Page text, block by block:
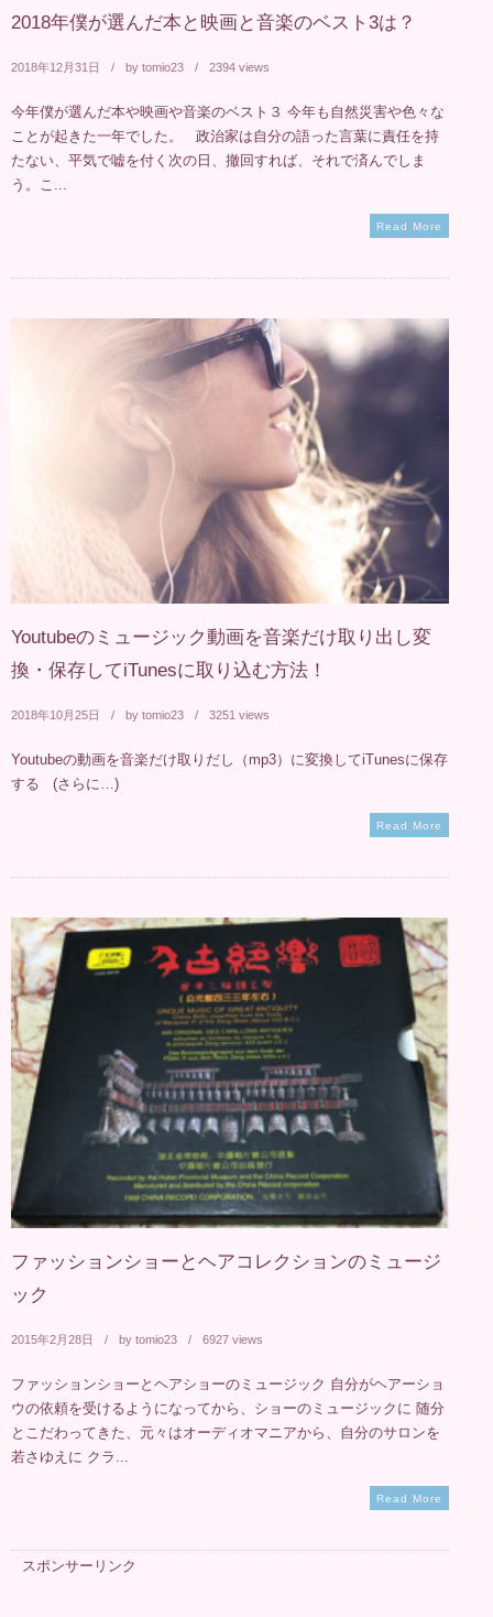
2018年僕が選んだ本と映画と音楽のベスト3は？
2018年12月31日 by tomio23 2394 views
今年僕が選んだ本や映画や音楽のベスト３ 今年も自然災害や色々な
ことが起きた一年でした。 政治家は自分の語った言葉に責任を持
たない、平気で嘘を付く次の日、撤回すれば、それで済んでしま
う。こ...
Read More
Youtubeのミュージック動画を音楽だけ取り出し変
換・保存してiTunesに取り込む方法！
2018年10月25日 by tomio23 3251 views
Youtubeの動画を音楽だけ取りだし（mp3）に変換してiTunesに保存
する (さらに…)
Read More
ファッションショーとヘアコレクションのミュージ
ック
2015年2月28日 by tomio23 6927 views
ファッションショーとヘアショーのミュージック 自分がヘアーショ
ウの依頼を受けるようになってから、ショーのミュージックに 随分
とこだわってきた、元々はオーディオマニアから、自分のサロンを
若さゆえに クラ...
Read More
スポンサーリンク